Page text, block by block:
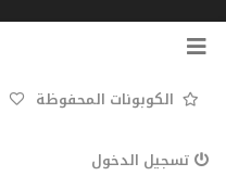
تخطي
الكوبونات المحفوظة
تسجيل الدخول